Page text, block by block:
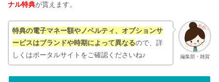
ナル特典が貰えます。
編集部・雑賀
特典の電子マネー額やノベルティ、オプションサ
ービスはブランドや時期によって異なるので、詳
しくはポータルサイトをご確認くださいね♪